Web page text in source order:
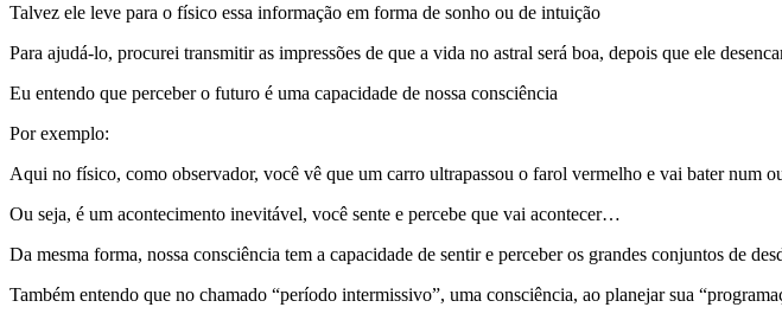
Talvez ele leve para o físico essa informação em forma de sonho ou de intuição
Para ajudá-lo, procurei transmitir as impressões de que a vida no astral será boa, depois que ele
Eu entendo que perceber o futuro é uma capacidade de nossa consciência
Por exemplo:
Aqui no físico, como observador, você vê que um carro ultrapassou o farol vermelho e vai bater num
Ou seja, é um acontecimento inevitável, você sente e percebe que vai acontecer…
Da mesma forma, nossa consciência tem a capacidade de sentir e perceber os grandes conjuntos de
Também entendo que no chamado “período intermissivo”, uma consciência, ao planejar sua